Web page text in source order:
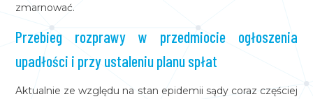
zmarnować.
Przebieg rozprawy w przedmiocie ogłoszenia
upadłości i przy ustaleniu planu spłat
Aktualnie ze względu na stan epidemii sądy coraz częściej